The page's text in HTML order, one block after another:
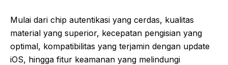
Mulai dari chip autentikasi yang cerdas, kualitas
material yang superior, kecepatan pengisian yang
optimal, kompatibilitas yang terjamin dengan update
iOS, hingga fitur keamanan yang melindungi